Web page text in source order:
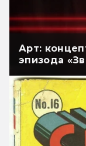
Арт:
эпизода